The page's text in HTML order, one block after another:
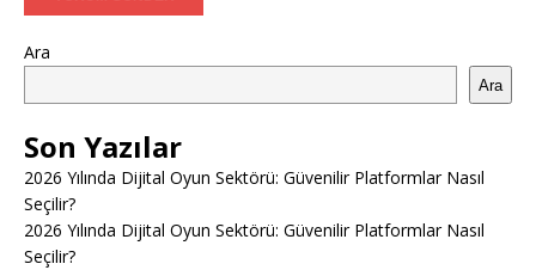
Ara
Ara
Son Yazılar
2026 Yılında Dijital Oyun Sektörü: Güvenilir Platformlar Nasıl
Seçilir?
2026 Yılında Dijital Oyun Sektörü: Güvenilir Platformlar Nasıl
Seçilir?